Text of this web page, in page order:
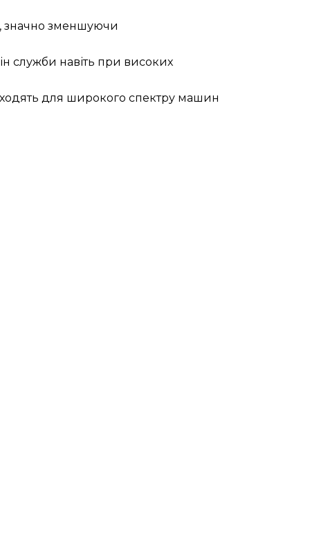
значно зменшуючи
служби навіть при високих
для широкого спектру машин